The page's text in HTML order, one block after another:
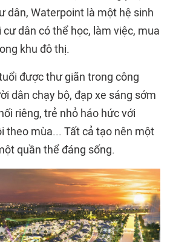
dân, Waterpoint là một hệ sinh
dân có thể học, làm việc, mua
khu đô thị.
được thư giãn trong công
dân chạy bộ, đạp xe sáng sớm
riêng, trẻ nhỏ háo hức với
theo mùa... Tất cả tạo nên một
quần thể đáng sống.